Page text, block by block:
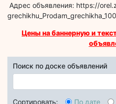
Адрес объявления: https://
Цены на баннерную и
Поиск по доске объявлений
Сортировать: По дате